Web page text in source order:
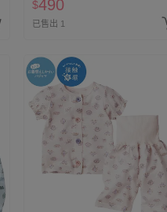
$490
已售出 1